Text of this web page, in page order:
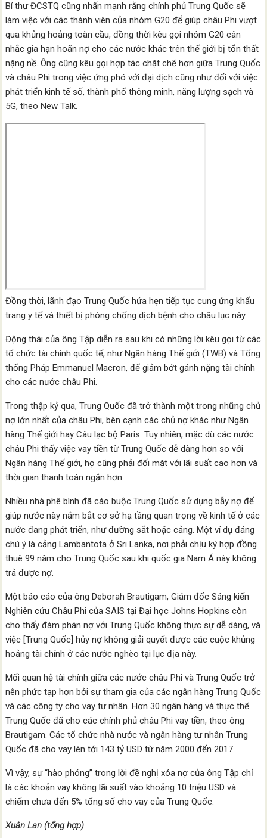
Bí thư ĐCSTQ cũng nhấn mạnh rằng chính phủ Trung Quốc sẽ
làm việc với các thành viên của nhóm G20 để giúp châu Phi vượt
qua khủng hoảng toàn cầu, đồng thời kêu gọi nhóm G20 cân
nhắc gia hạn hoãn nợ cho các nước khác trên thế giới bị tổn thất
nặng nề. Ông cũng kêu gọi hợp tác chặt chẽ hơn giữa Trung Quốc
và châu Phi trong việc ứng phó với đại dịch cũng như đối với việc
phát triển kinh tế số, thành phố thông minh, năng lượng sạch và
5G, theo New Talk.
Đồng thời, lãnh đạo Trung Quốc hứa hẹn tiếp tục cung ứng khẩu
trang y tế và thiết bị phòng chống dịch bệnh cho châu lục này.
Động thái của ông Tập diễn ra sau khi có những lời kêu gọi từ các
tổ chức tài chính quốc tế, như Ngân hàng Thế giới (TWB) và Tổng
thống Pháp Emmanuel Macron, để giảm bớt gánh nặng tài chính
cho các nước châu Phi.
Trong thập kỷ qua, Trung Quốc đã trở thành một trong những chủ
nợ lớn nhất của châu Phi, bên cạnh các chủ nợ khác như Ngân
hàng Thế giới hay Câu lạc bộ Paris. Tuy nhiên, mặc dù các nước
châu Phi thấy việc vay tiền từ Trung Quốc dễ dàng hơn so với
Ngân hàng Thế giới, họ cũng phải đối mặt với lãi suất cao hơn và
thời gian thanh toán ngắn hơn.
Nhiều nhà phê bình đã cáo buộc Trung Quốc sử dụng bẫy nợ để
giúp nước này nắm bắt cơ sở hạ tầng quan trọng về kinh tế ở các
nước đang phát triển, như đường sắt hoặc cảng. Một ví dụ đáng
chú ý là cảng Lambantota ở Sri Lanka, nơi phải chịu ký hợp đồng
thuê 99 năm cho Trung Quốc sau khi quốc gia Nam Á này không
trả được nợ.
Một báo cáo của ông Deborah Brautigam, Giám đốc Sáng kiến
Nghiên cứu Châu Phi của SAIS tại Đại học Johns Hopkins còn
cho thấy đàm phán nợ với Trung Quốc không thực sự dễ dàng, và
việc [Trung Quốc] hủy nợ không giải quyết được các cuộc khủng
hoảng tài chính ở các nước nghèo tại lục địa này.
Mối quan hệ tài chính giữa các nước châu Phi và Trung Quốc trở
nên phức tạp hơn bởi sự tham gia của các ngân hàng Trung Quốc
và các công ty cho vay tư nhân. Hơn 30 ngân hàng và thực thể
Trung Quốc đã cho các chính phủ châu Phi vay tiền, theo ông
Brautigam. Các tổ chức nhà nước và ngân hàng tư nhân Trung
Quốc đã cho vay lên tới 143 tỷ USD từ năm 2000 đến 2017.
Vì vậy, sự “hào phóng” trong lời đề nghị xóa nợ của ông Tập chỉ
là các khoản vay không lãi suất vào khoảng 10 triệu USD và
chiếm chưa đến 5% tổng số cho vay của Trung Quốc.
Xuân Lan (tổng hợp)